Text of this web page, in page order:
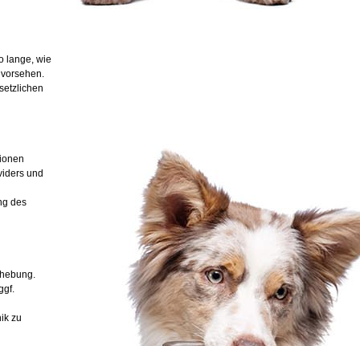
lange, wie
und
des
zu